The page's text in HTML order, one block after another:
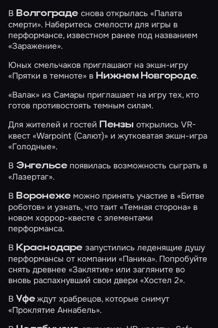
В Волгограде снова открылась «Палата
смерти». Наберитесь смелости для игры в
перформансе, известном ранее под названием
«Заражение».
Юных смельчаков приглашают на экшн-игру
«Прятки в темноте» в Нижнем Новгороде.
«Валак» из Самары приглашает на игру тех, кто
готов противостоять темным силам.
Для жителей и гостей Пензы открылись VR-
квест«Warpoint (Салют)» и жутковатая экшн-игра
«Голодные».
В Энгельсе появилась возможность сыграть в
«Лазертаг».
В Воронеже можно принять участие в«Битве
роботов» и узнать, что таит«Темная сторона» в
новом хоррор-квесте с элементами
перформанса.
В Краснодаре запустились леденящие душу
перформансы от компании «Паника». Попробуйте
снять древнее«Заклятие» или загляните во
вновь распахнувший свои двери«Хостел 2».
ВУфеждут храбрецов, которые снимут
«Проклятие Аннабель».